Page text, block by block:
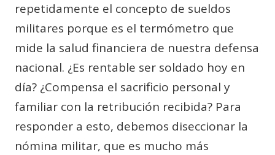
repetidamente el concepto de sueldos
militares porque es el termómetro que
mide la salud financiera de nuestra defensa
nacional. ¿Es rentable ser soldado hoy en
día? ¿Compensa el sacrificio personal y
familiar con la retribución recibida? Para
responder a esto, debemos diseccionar la
nómina militar, que es mucho más